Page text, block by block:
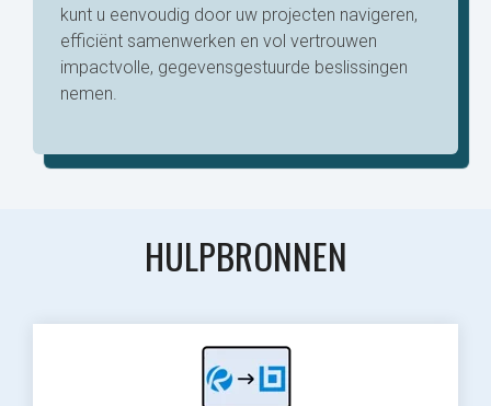
kunt u eenvoudig door uw projecten navigeren,
efficiënt samenwerken en vol vertrouwen
impactvolle, gegevensgestuurde beslissingen
nemen.
HULPBRONNEN